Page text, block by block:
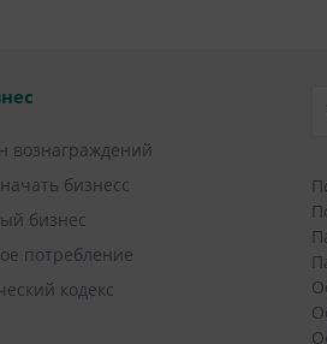
вознаграждений
бизнесс
бизнес
потребление
кодекс